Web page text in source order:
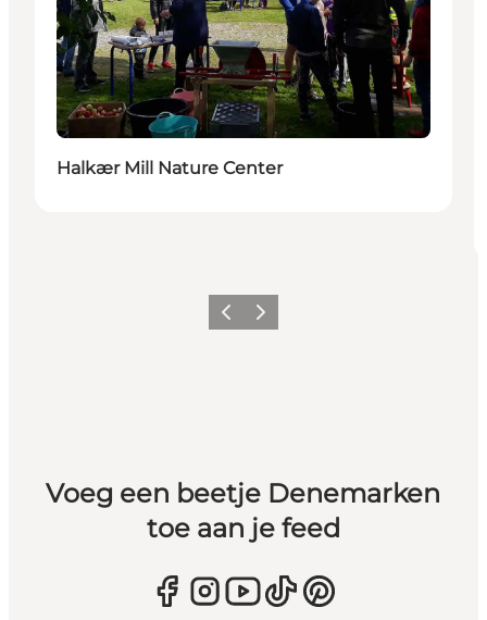
Halkær Mill Nature Center
Vorige Volgende
Voeg een beetje Denemarken
toe aan je feed